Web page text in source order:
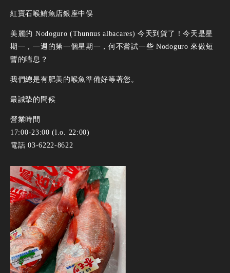
紅寶石喉鮪魚店銀座中俣
美麗的 Nodoguro (Thunnus albacares) 今天到貨了！今天是星
期一，一週的第一個星期一，何不嘗試一些 Nodoguro 來做短
暫的喘息？
我們總是有肥美的喉魚準備好等著您。
最誠摯的問候
營業時間
17:00-23:00 (l.o. 22:00)
電話 03-6222-8622